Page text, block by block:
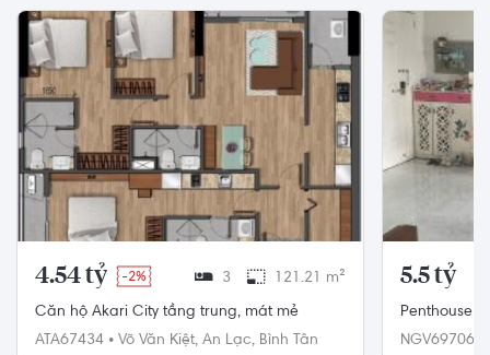
4.54 tỷ -2% 3 121.21 m²
Căn hộ Akari City tầng trung, mát mẻ
ATA67434 • Võ Văn Kiệt, An Lạc, Bình Tân
5.5 tỷ
Penthouse
cao thoáng
NGV69706